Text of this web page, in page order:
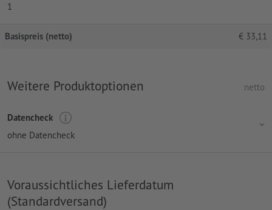
1
Basispreis (netto) € 33,11
Weitere Produktoptionen netto
Datencheck
ohne Datencheck
Voraussichtliches Lieferdatum
(Standardversand)